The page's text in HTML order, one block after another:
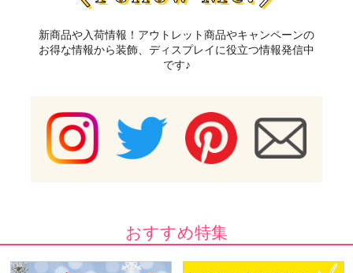
新商品や入荷情報！アウトレット商品やキャンペーンの
お得な情報から装飾、ディスプレイに役立つ情報発信中
です♪
おすすめ特集